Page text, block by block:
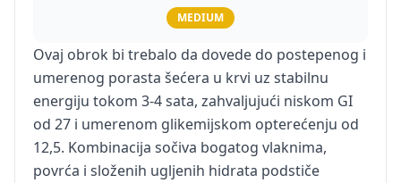
MEDIUM
Ovaj obrok bi trebalo da dovede do postepenog i
umerenog porasta šećera u krvi uz stabilnu
energiju tokom 3-4 sata, zahvaljujući niskom GI
od 27 i umerenom glikemijskom opterećenju od
12,5. Kombinacija sočiva bogatog vlaknima,
povrća i složenih ugljenih hidrata podstiče